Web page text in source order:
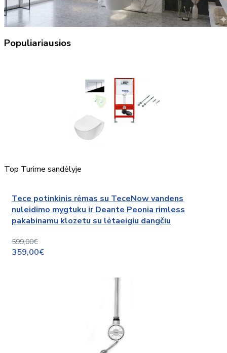
Populiariausios
Top Turime sandėlyje
Tece potinkinis rėmas su TeceNow vandens
nuleidimo mygtuku ir Deante Peonia rimless
pakabinamu klozetu su lėtaeigiu dangčiu
599,00€
359,00€